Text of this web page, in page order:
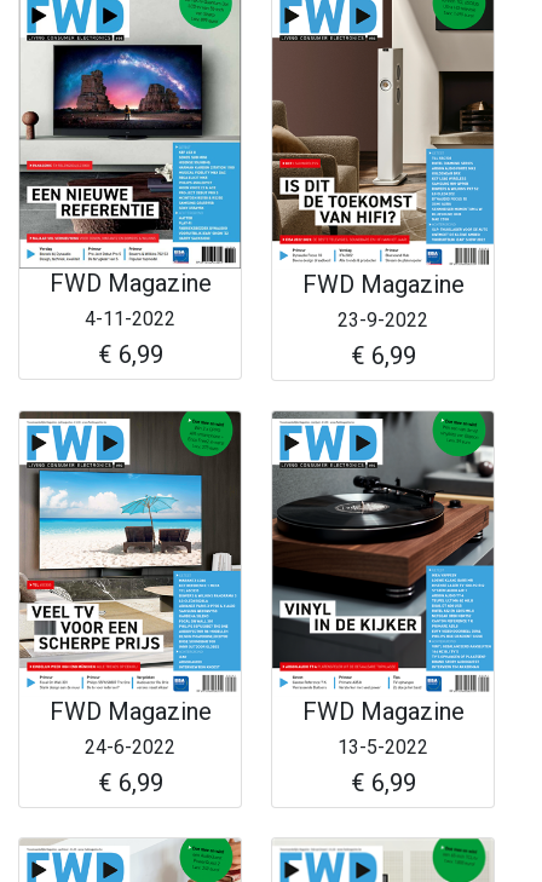
FWD Magazine
4-11-2022
€ 6,99
FWD Magazine
23-9-2022
€ 6,99
FWD Magazine
24-6-2022
€ 6,99
FWD Magazine
13-5-2022
€ 6,99